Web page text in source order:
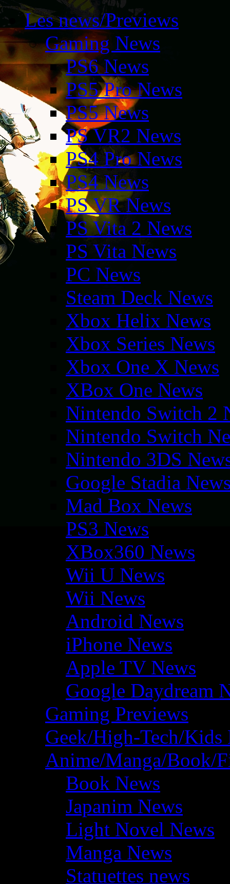
Les news/Previews
Gaming News
PS6 News
PS5 Pro News
PS5 News
PS VR2 News
PS4 Pro News
PS4 News
PS VR News
PS Vita 2 News
PS Vita News
PC News
Steam Deck News
Xbox Helix News
Xbox Series News
Xbox One X News
XBox One News
Nintendo Switch 2
Nintendo Switch
Nintendo 3DS
Google Stadia
Mad Box News
PS3 News
XBox360 News
Wii U News
Wii News
Android News
iPhone News
Apple TV News
Google Daydream
Gaming Previews
Geek/High-Tech/Kids
Anime/Manga/Book/
Book News
Japanim News
Light Novel News
Manga News
Statuettes news